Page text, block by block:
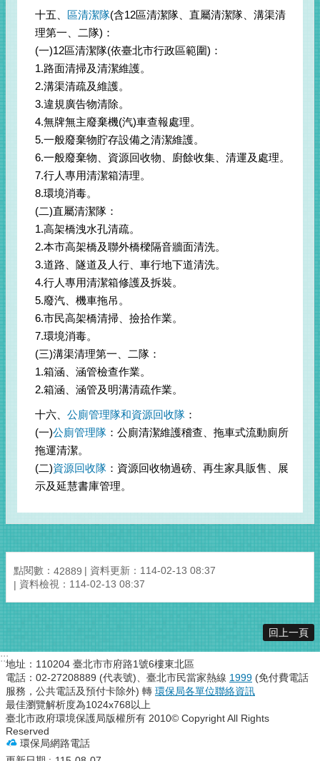
十五、 區清潔隊(含12區清潔隊、直屬清潔隊、溝渠清
理第一、二隊)：
(一)12區清潔隊(依臺北市行政區範圍)：
1.路面清掃及清潔維護。
2.溝渠清疏及維護。
3.違規廣告物清除。
4.無牌無主廢棄機(汽)車查報處理。
5.一般廢棄物貯存設備之清潔維護。
6.一般廢棄物、資源回收物、廚餘收集、清運及處理。
7.行人專用清潔箱清理。
8.環境消毒。
(二)直屬清潔隊：
1.高架橋洩水孔清疏。
2.本市高架橋及聯外橋樑隔音牆面清洗。
3.道路、隧道及人行、車行地下道清洗。
4.行人專用清潔箱修護及拆裝。
5.廢汽、機車拖吊。
6.市民高架橋清掃、撿拾作業。
7.環境消毒。
(三)溝渠清理第一、二隊：
1.箱涵、涵管檢查作業。
2.箱涵、涵管及明溝清疏作業。
十六、 公廁管理隊和資源回收隊 ：
(一)公廁管理隊 ：公廁清潔維護稽查、拖車式流動廁所
拖運清潔。
(二)資源回收隊 ：資源回收物過磅、再生家具販售、展
示及延慧書庫管理。
點閱數： 42889 資料更新： 114-02-13 08:37
資料檢視： 114-02-13 08:37
回上一頁
:::地址：110204 臺北市市府路1號6樓東北區
電話：02-27208889 (代表號)、臺北市民當家熱線 1999 (免付費電話
服務，公共電話及預付卡除外) 轉 環保局各單位聯絡資訊
最佳瀏覽解析度為1024x768以上
臺北市政府環境保護局版權所有 2010© Copyright All Rights
Reserved
環保局網路電話